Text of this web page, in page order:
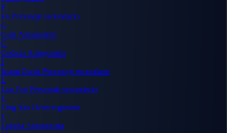
F
Fu Personaje secundario
G
Gula Antagonista
C
Codicia Antagonista
I
Izumi Curtis Personaje secundario
L
Lan Fan Personaje secundario
L
Ling Yao Deuteragonista
L
Lujuria Antagonista